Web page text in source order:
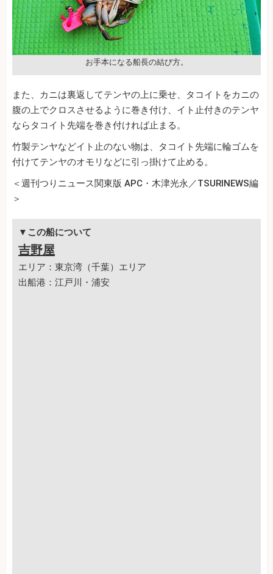
お手本になる船長の結び方。
また、カニは裏返してテンヤの上に乗せ、タコイトをカニの
腹の上でクロスさせるように巻き付け、イト止付きのテンヤ
ならタコイト先端を巻き付ければ止まる。
竹製テンヤなどイト止のない物は、タコイト先端に輪ゴムを
付けてテンヤのオモリなどに引っ掛けて止める。
＜週刊つりニュース関東版 APC・木津光永／TSURINEWS編
＞
▼この船について
吉野屋
エリア：東京湾（千葉）エリア
出船港：江戸川・浦安